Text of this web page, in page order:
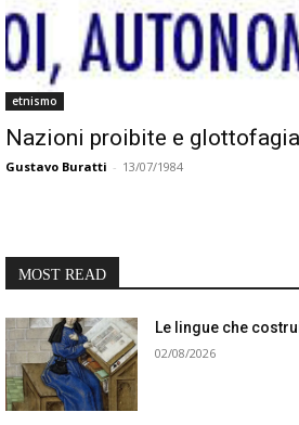
etnismo
Nazioni proibite e glottofagia
Gustavo Buratti - 13/07/1984
MOST READ
Le lingue che
02/08/2026